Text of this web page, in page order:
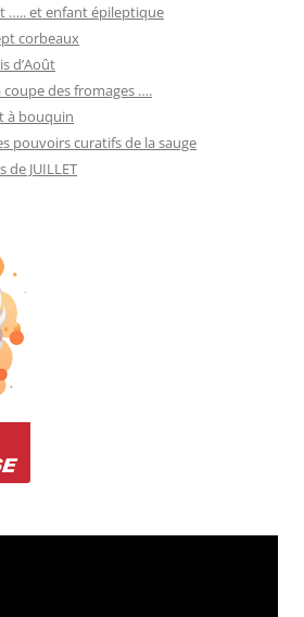
….. et enfant épileptique
corbeaux
d’Août
coupe des fromages ….
à bouquin
pouvoirs curatifs de la sauge
de JUILLET